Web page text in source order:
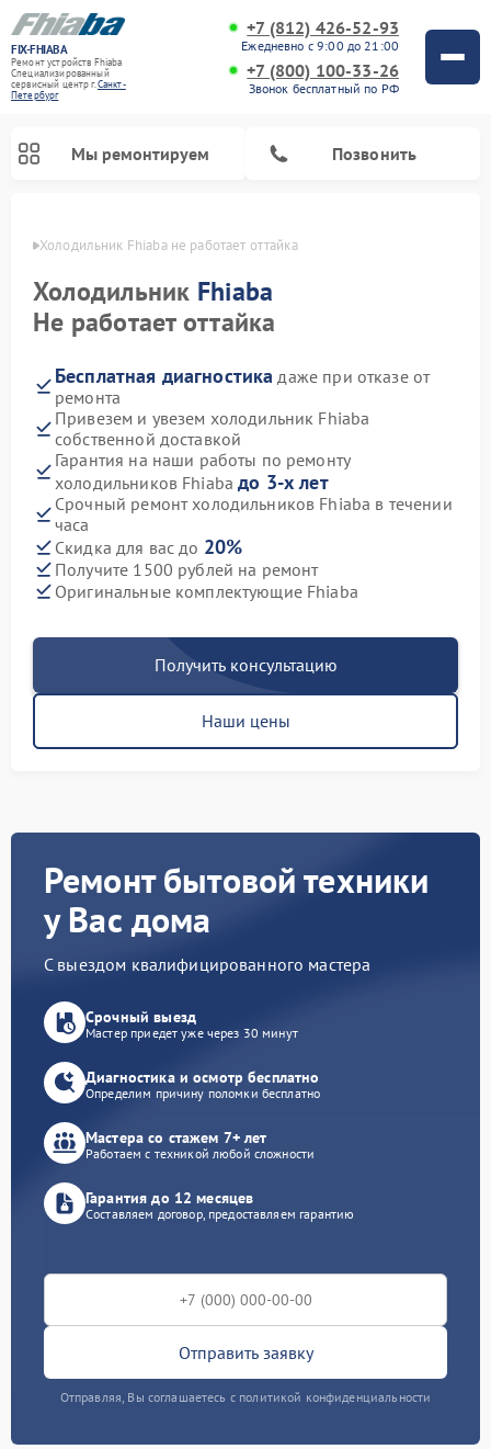
FIX-FHIABA
Ремонт устройств Fhiaba
Специализированный
cервисный центр г.Санкт-
Петербург
+7 (812) 426-52-93
Ежедневно с 9:00 до 21:00
+7 (800) 100-33-26
Звонок бесплатный по РФ
Мы ремонтируем Позвонить
Холодильник Fhiaba не работает оттайка
Холодильник Fhiaba
Не работает оттайка
Бесплатная диагностика даже при отказе от
ремонта
Привезем и увезем холодильник Fhiaba
собственной доставкой
Гарантия на наши работы по ремонту
холодильников Fhiabaдо 3-х лет
Срочный ремонт холодильников Fhiaba в течении
часа
Скидка для вас до 20%
Получите 1500 рублей на ремонт
Оригинальные комплектующие Fhiaba
Получить консультацию
Наши цены
Ремонт бытовой техники
у Вас дома
С выездом квалифицированного мастера
Срочный выезд
Мастер приедет уже через 30 минут
Диагностика и осмотр бесплатно
Определим причину поломки бесплатно
Мастера со стажем 7+ лет
Работаем с техникой любой сложности
Гарантия до 12 месяцев
Составляем договор, предоставляем гарантию
Отправить заявку
Отправляя, Вы соглашаетесь с политикой конфиденциальности